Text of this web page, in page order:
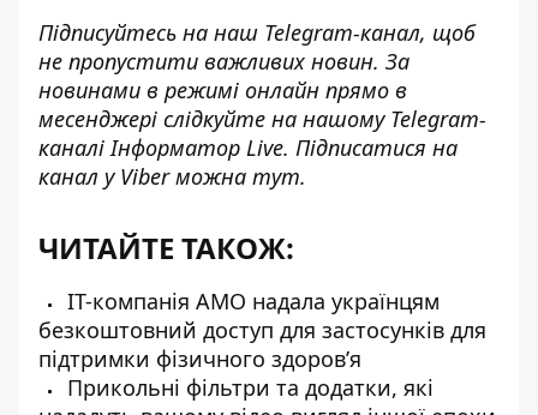
Підписуйтесь на наш Telegram-канал, щоб
не пропустити важливих новин. За
новинами в режимі онлайн прямо в
месенджері слідкуйте на нашому Telegram-
каналіІнформатор Live. Підписатися на
канал у Viber можна тут.
ЧИТАЙТЕ ТАКОЖ:
IT-компанія AMO надала українцям
безкоштовний доступ для застосунків для
підтримки фізичного здоров’я
Прикольні фільтри та додатки, які